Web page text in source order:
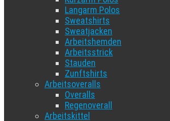
Langarm Polos
Sweatshirts
Sweatjacken
Arbeitshemden
Arbeitsstrick
Stauden
Zunftshirts
Arbeitsoveralls
Overalls
Regenoverall
Arbeitskittel